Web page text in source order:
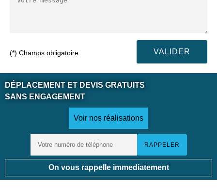
(*) Champs obligatoire
DÉPLACEMENT ET DEVIS GRATUITS
SANS ENGAGEMENT
Voir nos réalisations
On vous rappelle immediatement